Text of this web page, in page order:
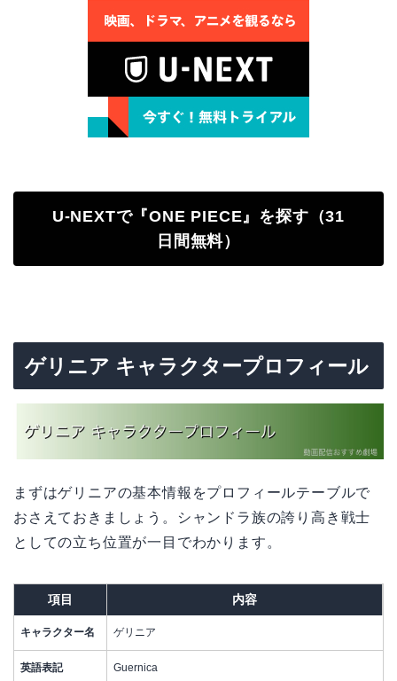
U-NEXTで『ONE PIECE』を探す（31
日間無料）
ゲリニア キャラクタープロフィール
まずはゲリニアの基本情報をプロフィールテーブルで
おさえておきましょう。シャンドラ族の誇り高き戦士
としての立ち位置が一目でわかります。
項目 内容
キャラクター名 ゲリニア
英語表記 Guernica